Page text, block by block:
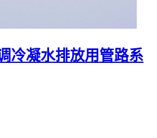
冷凝水排放用管路系